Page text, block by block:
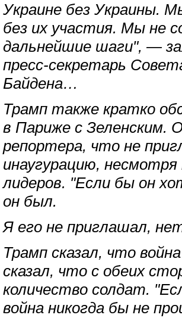
Украине без Украины.
без их участия. Мы не
дальнейшие шаги", —
пресс-секретарь
Байдена…
Трамп также кратко
в Париже с Зеленским.
репортера, что не
инаугурацию,
лидеров. "Если бы он
он был.
Я его не приглашал,
Трамп сказал, что
сказал, что с обеих
количество солдат.
война никогда бы не